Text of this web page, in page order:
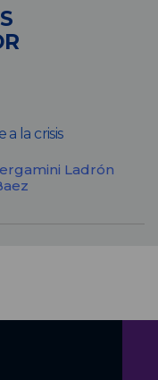
a la crisis
Ladrón